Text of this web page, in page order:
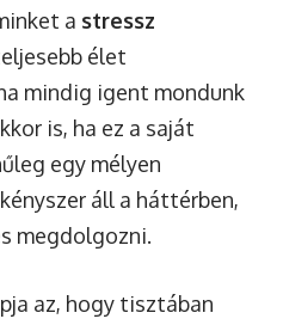
a stressz
élet
mindig igent mondunk
is, ha ez a saját
egy mélyen
áll a háttérben,
megdolgozni.
az, hogy tisztában